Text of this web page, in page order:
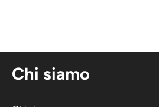
a
Chi siamo